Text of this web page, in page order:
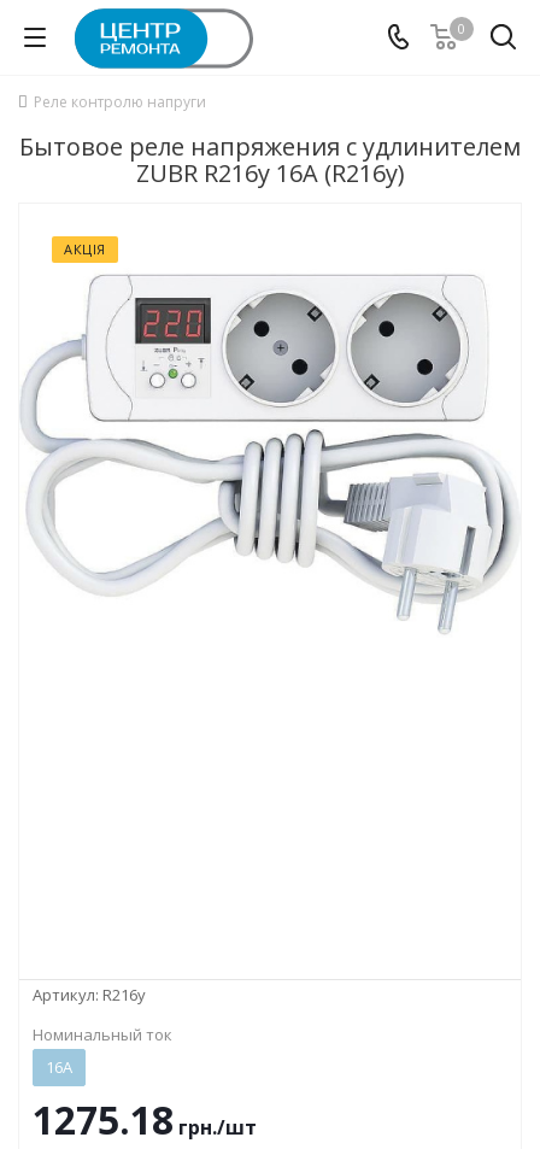
0
Реле контролю напруги
Бытовое реле напряжения с удлинителем
ZUBR R216y 16А (R216y)
АКЦІЯ
Артикул: R216y
Номинальный ток
16А
1275.18 грн./шт